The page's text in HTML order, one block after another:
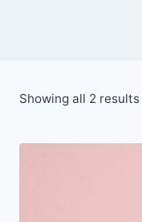
Showing all 2 results